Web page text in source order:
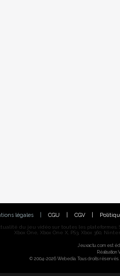
légales CGU CGV
du jeu vidéo sur toutes les plateformes.
Xbox One, Xbox One X, PS3, Xbox 360,
Jeuxactu.com est
Réalisation
© 2004-2026 Webedia. Tous droits réservés.